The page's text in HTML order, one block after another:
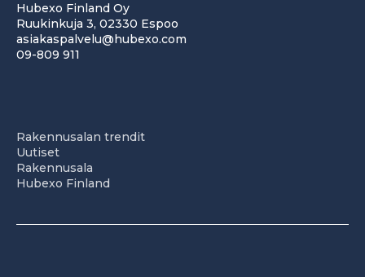
Hubexo Finland Oy
Ruukinkuja 3, 02330 Espoo
asiakaspalvelu@hubexo.com
09-809 911
Rakennusalan trendit
Uutiset
Rakennusala
Hubexo Finland